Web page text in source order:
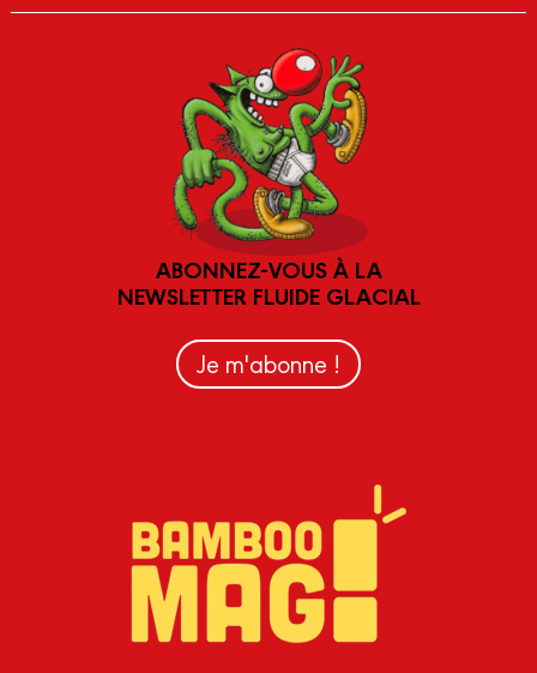
ABONNEZ-VOUS À LA
NEWSLETTER FLUIDE GLACIAL
Je m'abonne !